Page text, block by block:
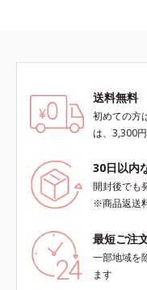
送料無料
初めての方
は、3,300
30日以内
開封後でも
※商品返送
最短ご注
一部地域を
ます